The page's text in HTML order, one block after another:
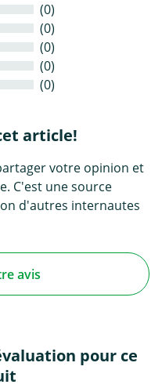
(0)
(0)
(0)
(0)
(0)
article!
votre opinion et
C'est une source
d'autres internautes
avis
pour ce